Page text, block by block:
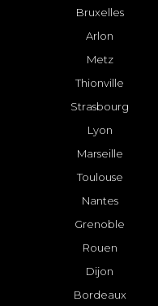
Bruxelles
Arlon
Metz
Thionville
Strasbourg
Lyon
Marseille
Toulouse
Nantes
Grenoble
Rouen
Dijon
Bordeaux